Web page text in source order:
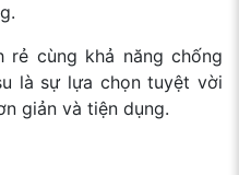
rẻ cùng khả năng chống
là sự lựa chọn tuyệt vời
giản và tiện dụng.